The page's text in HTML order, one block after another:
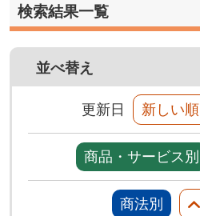
検索結果一覧
並べ替え
更新日 新しい順
商品・サービス別
商法別